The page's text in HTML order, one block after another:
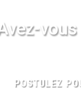
POSTULEZ